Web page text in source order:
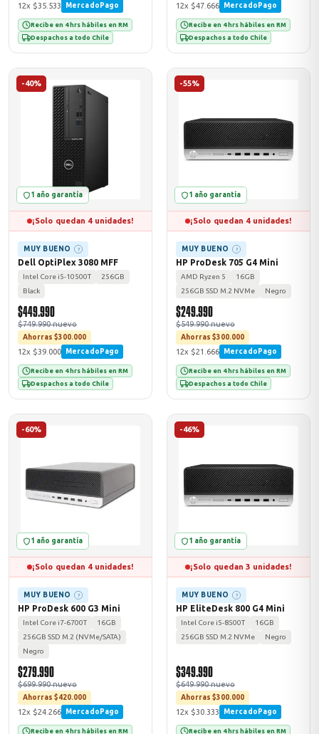
12x $35.533 MercadoPago
Recibe en 4 hrs hábiles en RM
Despachos a todo Chile
12x $47.666 MercadoPago
Recibe en 4 hrs hábiles en RM
Despachos a todo Chile
-40%
1 año garantía
¡Solo quedan 4 unidades!
MUY BUENO ?
Dell OptiPlex 3080 MFF
Intel Core i5-10500T
256GB
Black
$449.990
$749.990 nuevo
Ahorras $300.000
12x $39.000 MercadoPago
Recibe en 4 hrs hábiles en RM
Despachos a todo Chile
-55%
1 año garantía
¡Solo quedan 4 unidades!
MUY BUENO ?
HP ProDesk 705 G4 Mini
AMD Ryzen 5
16GB
256GB SSD M.2 NVMe
Negro
$249.990
$549.990 nuevo
Ahorras $300.000
12x $21.666 MercadoPago
Recibe en 4 hrs hábiles en RM
Despachos a todo Chile
-60%
1 año garantía
¡Solo quedan 4 unidades!
MUY BUENO ?
HP ProDesk 600 G3 Mini
Intel Core i7-6700T
16GB
256GB SSD M.2 (NVMe/SATA)
Negro
$279.990
$699.990 nuevo
Ahorras $420.000
12x $24.266 MercadoPago
Recibe en 4 hrs hábiles en RM
-46%
1 año garantía
¡Solo quedan 3 unidades!
MUY BUENO ?
HP EliteDesk 800 G4 Mini
Intel Core i5-8500T
16GB
256GB SSD M.2 NVMe
Negro
$349.990
$649.990 nuevo
Ahorras $300.000
12x $30.333 MercadoPago
Recibe en 4 hrs hábiles en RM